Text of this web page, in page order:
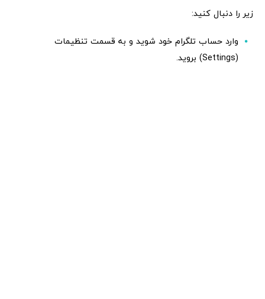
زیر را دنبال کنید:
وارد حساب تلگرام خود شوید و به قسمت تنظیمات
(Settings) بروید.